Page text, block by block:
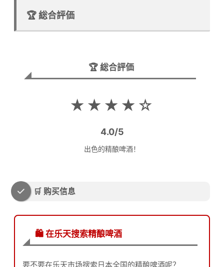
🏆 総合評価
🏆 総合評価
★★★★☆
4.0/5
出色的精酿啤酒！
🛒 购买信息
🛍️ 在乐天搜索精酿啤酒
要不要在乐天市场搜索日本全国的精酿啤酒呢？